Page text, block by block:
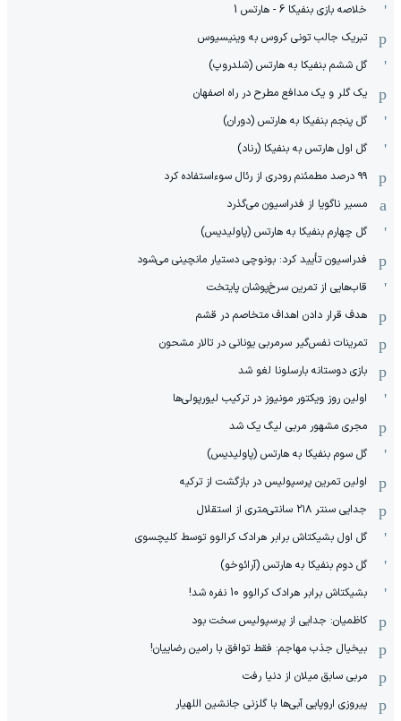
خلاصه بازی بنفیکا 6 - هارتس 1
تبریک جالب تونی کروس به وینیسیوس
گل ششم بنفیکا به هارتس (شلدروپ)
یک گلر و یک مدافع مطرح در راه اصفهان
گل پنجم بنفیکا به هارتس (دوران)
گل اول هارتس به بنفیکا (رناد)
۹۹ درصد مطمئنم رودری از رئال سوءاستفاده کرد
مسیر ناگویا از فدراسیون می‌گذرد
گل چهارم بنفیکا به هارتس (پاولیدیس)
فدراسیون تأیید کرد: بونوچی دستیار مانچینی می‌شود
قاب‌هایی از تمرین سرخ‌پوشان پایتخت
هدف قرار دادن اهداف متخاصم در قشم
‏تمرینات نفس‌گیر سرمربی یونانی در تالار مشحون
بازی دوستانه بارسلونا لغو شد
اولین روز ویکتور مونیوز در ترکیب لیورپولی‌ها
مجری مشهور مربی لیگ یک شد
گل سوم بنفیکا به هارتس (پاولیدیس)
اولین تمرین پرسپولیس در بازگشت از ترکیه
جدایی سنتر ۲۱۸ سانتی‌متری از استقلال
گل اول بشیکتاش برابر هرادک کرالوو توسط کلیچسوی
گل دوم بنفیکا به هارتس (آرائوخو)
بشیکتاش برابر هرادک کرالوو 10 نفره شد!
کاظمیان: جدایی از پرسپولیس سخت بود
بیخیال جذب مهاجم: فقط توافق با رامین رضاییان!
مربی سابق میلان از دنیا رفت
پیروزی اروپایی آبی‌ها با گلزنی جانشین اللهیار